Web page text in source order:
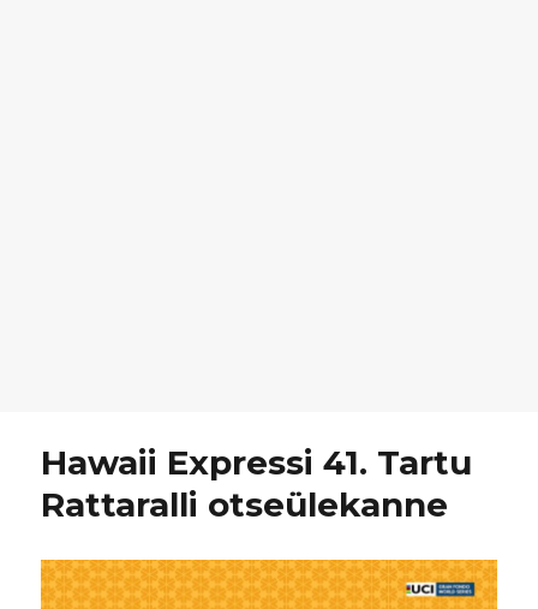
Hawaii Expressi 41. Tartu
Rattaralli otseülekanne